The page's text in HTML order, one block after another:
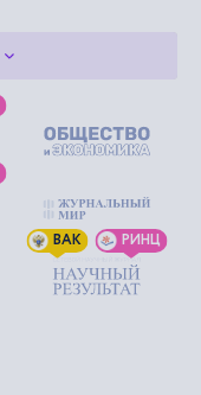
ВАК РИНЦ